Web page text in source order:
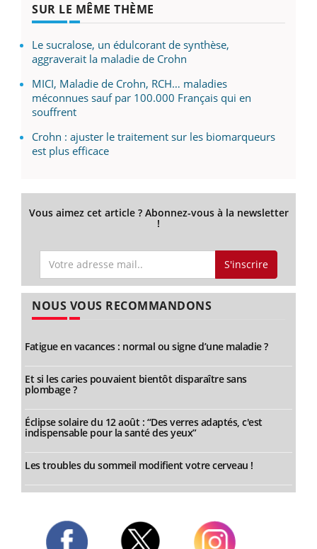
SUR LE MÊME THÈME
Le sucralose, un édulcorant de synthèse,
aggraverait la maladie de Crohn
MICI, Maladie de Crohn, RCH… maladies
méconnues sauf par 100.000 Français qui en
souffrent
Crohn : ajuster le traitement sur les biomarqueurs
est plus efficace
Vous aimez cet article ? Abonnez-vous à la newsletter
!
S'inscrire
NOUS VOUS RECOMMANDONS
Fatigue en vacances : normal ou signe d’une maladie ?
Et si les caries pouvaient bientôt disparaître sans
plombage ?
Éclipse solaire du 12 août : “Des verres adaptés, c'est
indispensable pour la santé des yeux”
Les troubles du sommeil modifient votre cerveau !